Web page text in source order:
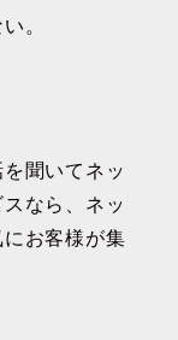
。
聞いてネッ
なら、ネッ
にお客様が集